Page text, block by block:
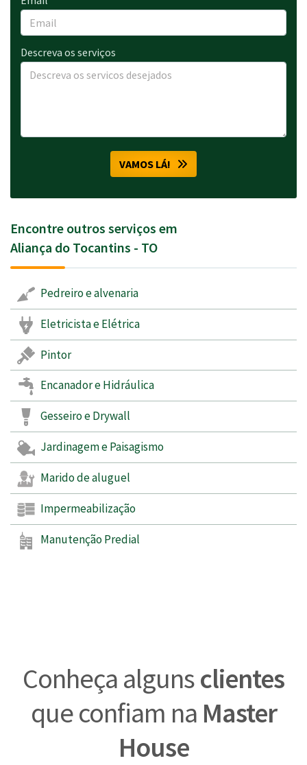
Descreva os serviços
VAMOS LÁ!
Encontre outros serviços em
Aliança do Tocantins - TO
Pedreiro e alvenaria
Eletricista e Elétrica
Pintor
Encanador e Hidráulica
Gesseiro e Drywall
Jardinagem e Paisagismo
Marido de aluguel
Impermeabilização
Manutenção Predial
Conheça algunsclientes
que confiam na Master
House